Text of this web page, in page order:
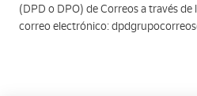
(DPD o DPO) de Correos a través
correo electrónico: